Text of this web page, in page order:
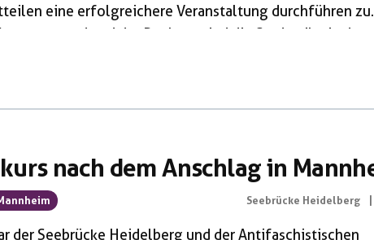
eine erfolgreichere Veranstaltung durchführen zu
und der Boxberg sind die Stadtteile, in
nach dem Anschlag in
Seebrücke Heidelberg
der Seebrücke Heidelberg und der Antifaschistischen